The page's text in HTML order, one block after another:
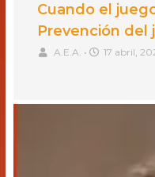
Cuando el
Prevención
A.E.A. • 17 abril,